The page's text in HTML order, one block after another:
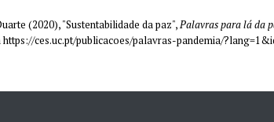
(2020), "Sustentabilidade da paz", Palavras para lá da
https://ces.uc.pt/publicacoes/palavras-pandemia/